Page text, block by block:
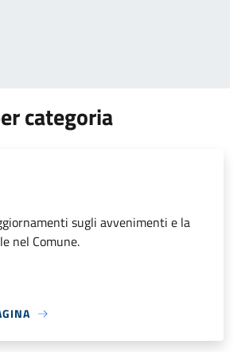
categoria
sugli avvenimenti e la
nel Comune.